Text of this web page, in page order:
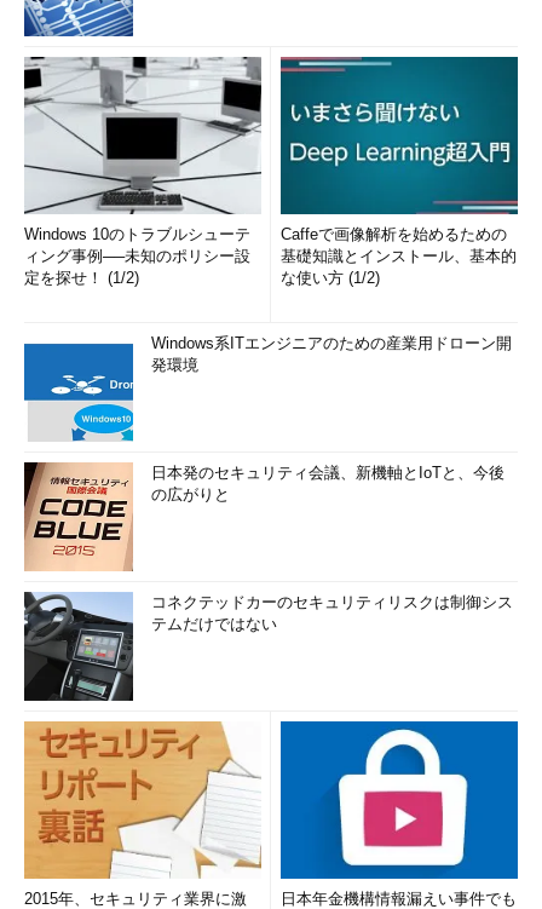
Windows 10のトラブルシューテ
ィング事例──未知のポリシー設
定を探せ！ (1/2)
Caffeで画像解析を始めるための
基礎知識とインストール、基本的
な使い方 (1/2)
Windows系ITエンジニアのための産業用ドローン開
発環境
日本発のセキュリティ会議、新機軸とIoTと、今後
の広がりと
コネクテッドカーのセキュリティリスクは制御シス
テムだけではない
2015年、セキュリティ業界に激
日本年金機構情報漏えい事件でも